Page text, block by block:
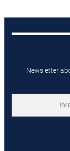
Newsletter